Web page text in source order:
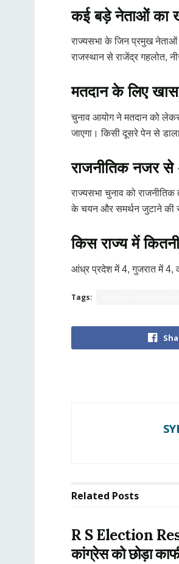
कई बड़े नेताओं का
राज्यसभा के जिन प्रमुख नेताओं
राजस्थान से राजेंद्र गहलोत,
मतदान के लिए
चुनाव आयोग ने मतदान को लेकर
जाएगा। किसी दूसरे पेन से डाला
राजनीतिक नजर
राज्यसभा चुनाव को
के चयन और समर्थन जुटाने की
किस राज्य में
आंध्र प्रदेश में 4, गुजरात में 4,
Tags:
Related Posts
R S Election
कांग्रेस को छोड़ा